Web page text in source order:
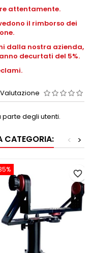
attentamente.
il rimborso dei
dalla nostra azienda,
decurtati del 5%.
Valutazione
degli utenti.
CATEGORIA: >
<
favorite_border